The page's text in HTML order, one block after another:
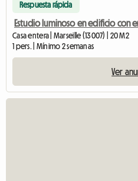
Respuesta rápida
Estudio luminoso en edificio con
Casa entera | Marseille (13007) | 20 M2
1 pers. | Mínimo 2 semanas
Ver